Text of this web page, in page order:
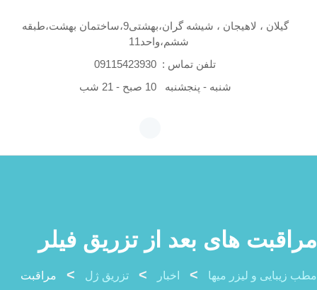
گیلان ، لاهیجان ، شیشه گران،بهشتی9،ساختمان بهشت،طبقه
ششم،واحد11
تلفن تماس : 09115423930
شنبه - پنجشنبه
10 صبح - 21 شب
مراقبت های بعد از تزریق فیلر
مطب زیبایی و لیزر میها > اخبار > تزریق ژل >
مراقبت